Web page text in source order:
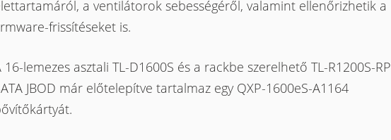
a ventilátorok sebességéről, valamint ellenőrizhetik a
frissítéseket is.
16-lemezes asztali TL-D1600S és a rackbe szerelhető TL-R1200S-RP
JBOD már előtelepítve tartalmaz egy QXP-1600eS-A1164